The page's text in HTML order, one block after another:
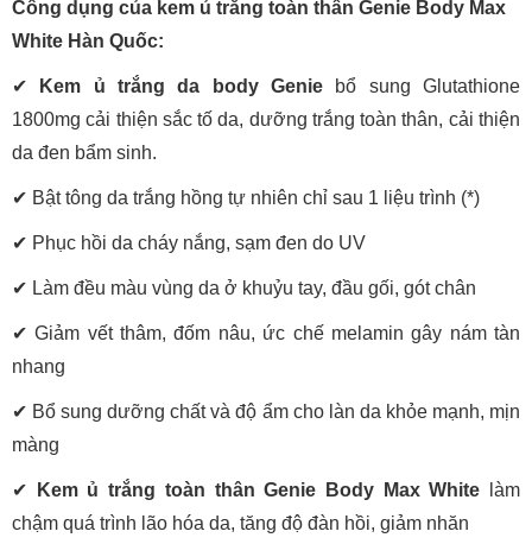
Công dụng của kem ủ trắng toàn thân Genie Body Max
White Hàn Quốc:
✔ Kem ủ trắng da body Genie bổ sung Glutathione
1800mg cải thiện sắc tố da, dưỡng trắng toàn thân, cải thiện
da đen bẩm sinh.
✔ Bật tông da trắng hồng tự nhiên chỉ sau 1 liệu trình (*)
✔ Phục hồi da cháy nắng, sạm đen do UV
✔ Làm đều màu vùng da ở khuỷu tay, đầu gối, gót chân
✔ Giảm vết thâm, đốm nâu, ức chế melamin gây nám tàn
nhang
✔ Bổ sung dưỡng chất và độ ẩm cho làn da khỏe mạnh, mịn
màng
✔ Kem ủ trắng toàn thân Genie Body Max White làm
chậm quá trình lão hóa da, tăng độ đàn hồi, giảm nhăn